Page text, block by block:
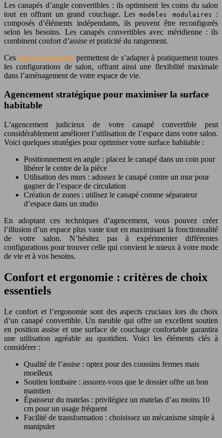
Les canapés d’angle convertibles : ils optimisent les coins du salon
tout en offrant un grand couchage. Les modèles modulaires
:
composés d’éléments indépendants, ils peuvent être reconfigurés
selon les besoins. Les canapés convertibles avec méridienne : ils
combinent confort d’assise et praticité du rangement.
Ces designs innovants permettent de s’adapter à pratiquement toutes
les configurations de salon, offrant ainsi une flexibilité maximale
dans l’aménagement de votre espace de vie.
Agencement stratégique pour maximiser la surface
habitable
L’agencement judicieux de votre canapé convertible peut
considérablement améliorer l’utilisation de l’espace dans votre salon.
Voici quelques stratégies pour optimiser votre surface habitable :
Positionnement en angle : placez le canapé dans un coin pour
libérer le centre de la pièce
Utilisation des murs : adossez le canapé contre un mur pour
gagner de l’espace de circulation
Création de zones : utilisez le canapé comme séparateur
d’espace dans un studio
En adoptant ces techniques d’agencement, vous pouvez créer
l’illusion d’un espace plus vaste tout en maximisant la fonctionnalité
de votre salon. N’hésitez pas à expérimenter différentes
configurations pour trouver celle qui convient le mieux à votre mode
de vie et à vos besoins.
Confort et ergonomie : critères de choix
essentiels
Le confort et l’ergonomie sont des aspects cruciaux lors du choix
d’un canapé convertible. Un meuble qui offre un excellent soutien
en position assise et une surface de couchage confortable garantira
une utilisation agréable au quotidien. Voici les éléments clés à
considérer :
Qualité de l’assise : optez pour des coussins fermes mais
moelleux
Soutien lombaire : assurez-vous que le dossier offre un bon
maintien
Épaisseur du matelas : privilégiez un matelas d’au moins 10
cm pour un usage fréquent
Facilité de transformation : choisissez un mécanisme simple à
manipuler